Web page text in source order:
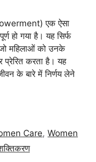
एक ऐसा
हो गया है। यह सिर्फ
जो महिलाओं को उनके
करता है। यह
के बारे में निर्णय लेने
Care,Women